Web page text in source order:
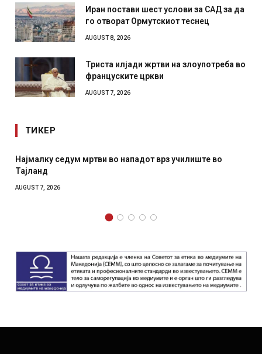
Иран постави шест услови за САД за да
го отворат Ормутскиот теснец
AUGUST 8, 2026
Триста илјади жртви на злоупотреба во
француските цркви
AUGUST 7, 2026
ТИКЕР
Најмалку седум мртви во нападот врз училиште во
Тајланд
AUGUST 7, 2026